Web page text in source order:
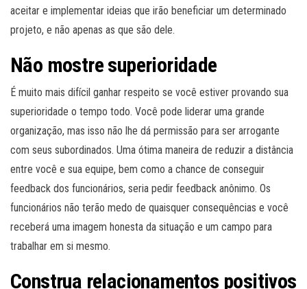
aceitar e implementar ideias que irão beneficiar um determinado
projeto, e não apenas as que são dele.
Não mostre superioridade
É muito mais difícil ganhar respeito se você estiver provando sua
superioridade o tempo todo. Você pode liderar uma grande
organização, mas isso não lhe dá permissão para ser arrogante
com seus subordinados. Uma ótima maneira de reduzir a distância
entre você e sua equipe, bem como a chance de conseguir
feedback dos funcionários, seria pedir feedback anônimo. Os
funcionários não terão medo de quaisquer consequências e você
receberá uma imagem honesta da situação e um campo para
trabalhar em si mesmo.
Construa relacionamentos positivos